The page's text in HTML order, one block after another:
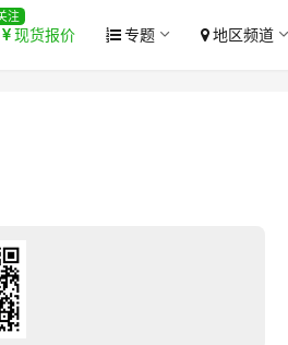
注
现货报价 专题 地区频道